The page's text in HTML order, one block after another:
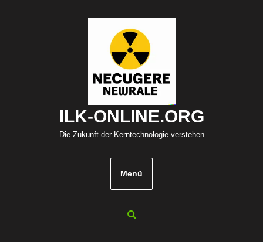
ILK-ONLINE.ORG
Die Zukunft der Kerntechnologie verstehen
Menü